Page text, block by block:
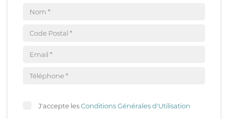
J'accepte lesConditions Générales d'Utilisation